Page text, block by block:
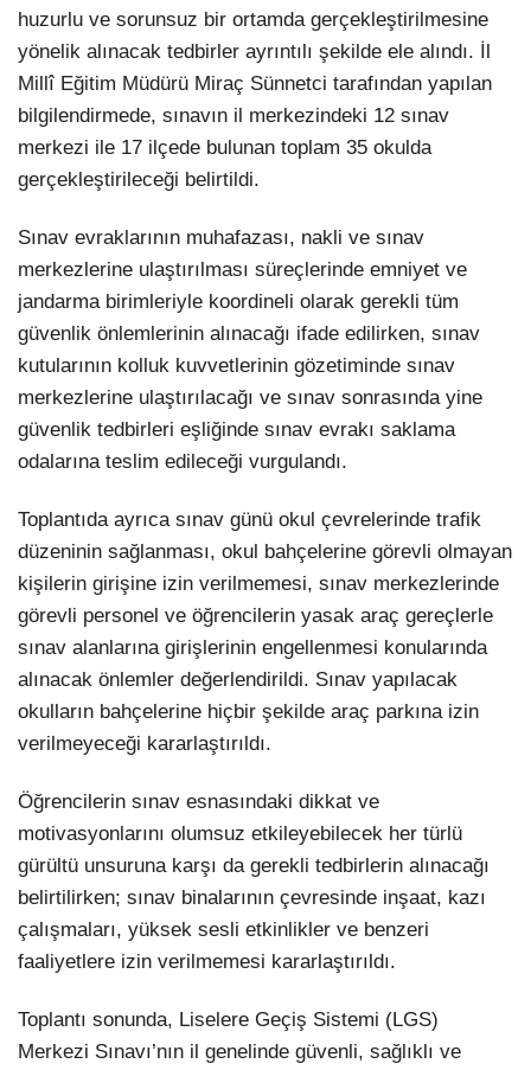
huzurlu ve sorunsuz bir ortamda gerçekleştirilmesine
yönelik alınacak tedbirler ayrıntılı şekilde ele alındı. İl
Millî Eğitim Müdürü Miraç Sünnetci tarafından yapılan
bilgilendirmede, sınavın il merkezindeki 12 sınav
merkezi ile 17 ilçede bulunan toplam 35 okulda
gerçekleştirileceği belirtildi.
Sınav evraklarının muhafazası, nakli ve sınav
merkezlerine ulaştırılması süreçlerinde emniyet ve
jandarma birimleriyle koordineli olarak gerekli tüm
güvenlik önlemlerinin alınacağı ifade edilirken, sınav
kutularının kolluk kuvvetlerinin gözetiminde sınav
merkezlerine ulaştırılacağı ve sınav sonrasında yine
güvenlik tedbirleri eşliğinde sınav evrakı saklama
odalarına teslim edileceği vurgulandı.
Toplantıda ayrıca sınav günü okul çevrelerinde trafik
düzeninin sağlanması, okul bahçelerine görevli olmayan
kişilerin girişine izin verilmemesi, sınav merkezlerinde
görevli personel ve öğrencilerin yasak araç gereçlerle
sınav alanlarına girişlerinin engellenmesi konularında
alınacak önlemler değerlendirildi. Sınav yapılacak
okulların bahçelerine hiçbir şekilde araç parkına izin
verilmeyeceği kararlaştırıldı.
Öğrencilerin sınav esnasındaki dikkat ve
motivasyonlarını olumsuz etkileyebilecek her türlü
gürültü unsuruna karşı da gerekli tedbirlerin alınacağı
belirtilirken; sınav binalarının çevresinde inşaat, kazı
çalışmaları, yüksek sesli etkinlikler ve benzeri
faaliyetlere izin verilmemesi kararlaştırıldı.
Toplantı sonunda, Liselere Geçiş Sistemi (LGS)
Merkezi Sınavı’nın il genelinde güvenli, sağlıklı ve